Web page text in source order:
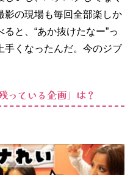
影の現場も毎回全部楽しか
と、“あか抜けたなー”っ
手くなったんだ。今のジブ
ている企画」は？